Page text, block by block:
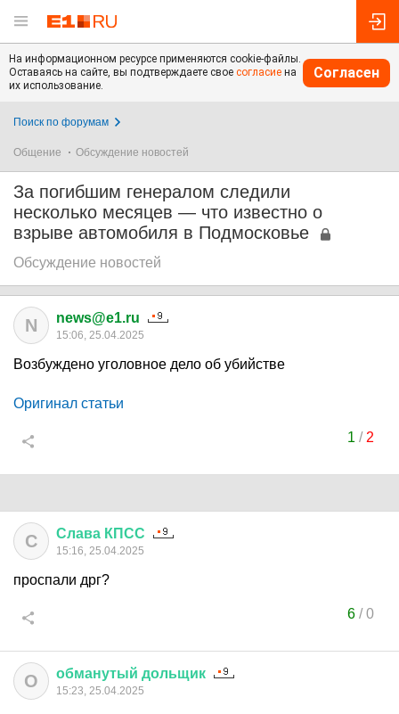
На информационном ресурсе применяются cookie-файлы.
Оставаясь на сайте, вы подтверждаете свое согласие на
их использование.
Согласен
Поиск по форумам
Общение Обсуждение новостей
За погибшим генералом следили
несколько месяцев — что известно о
взрыве автомобиля в Подмосковье
Обсуждение новостей
N news@e1.ru
15:06, 25.04.2025
Возбуждено уголовное дело об убийстве
Оригинал статьи
1 / 2
С Слава КПСС
15:16, 25.04.2025
проспали дрг?
6/0
О обманутый дольщик
15:23, 25.04.2025